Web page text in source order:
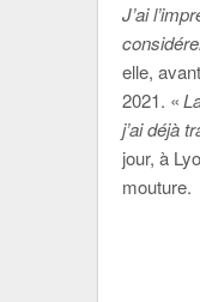
J’ai
elle,
2021. «
j’ai déjà
jour, à
mouture.